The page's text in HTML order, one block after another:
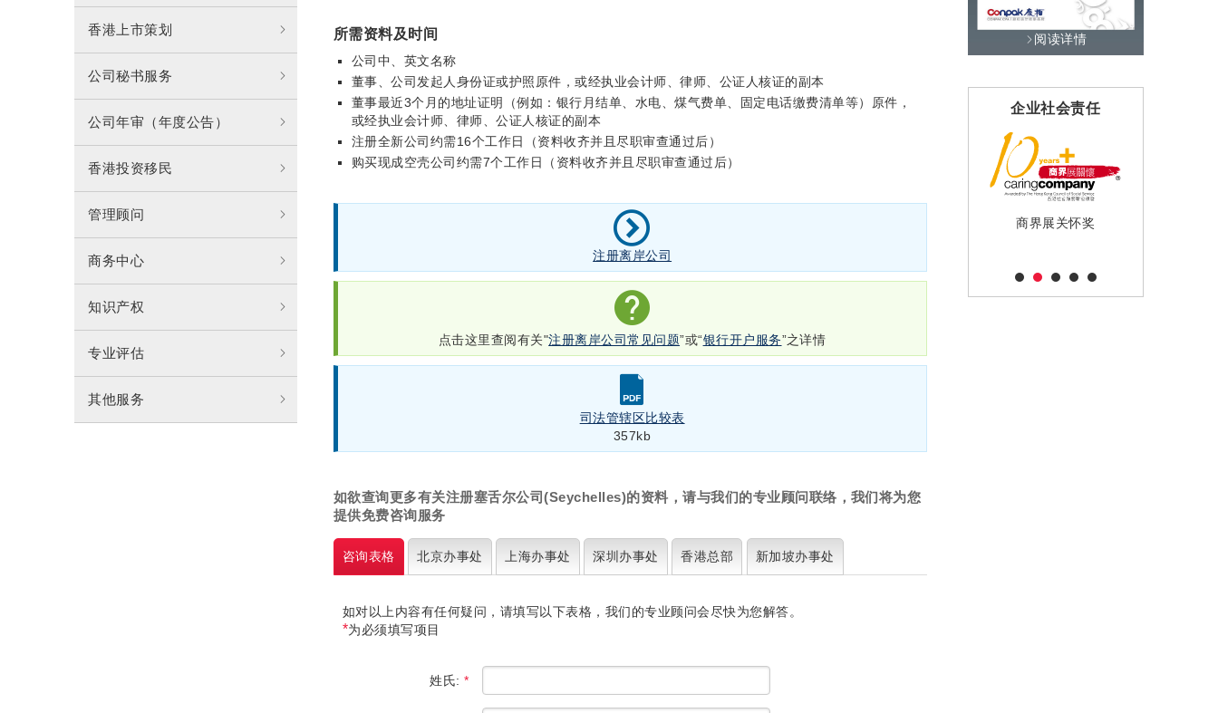
香港上市策划
公司秘书服务
公司年审（年度公告）
香港投资移民
管理顾问
商务中心
知识产权
专业评估
其他服务
所需资料及时间
公司中、英文名称
董事、公司发起人身份证或护照原件，或经执业会计师、律师、公证人核证的副本
董事最近3个月的地址证明（例如：银行月结单、水电、煤气费单、固定电话缴费清单等）原件，
或经执业会计师、律师、公证人核证的副本
注册全新公司约需16个工作日（资料收齐并且尽职审查通过后）
购买现成空壳公司约需7个工作日（资料收齐并且尽职审查通过后）
注册离岸公司
点击这里查阅有关"注册离岸公司常见问题”或“银行开户服务”之详情
司法管辖区比较表
357kb
如欲查询更多有关注册塞舌尔公司(Seychelles)的资料，请与我们的专业顾问联络，我们将为您
提供免费咨询服务
咨询表格 北京办事处 上海办事处 深圳办事处 香港总部 新加坡办事处
如对以上内容有任何疑问，请填写以下表格，我们的专业顾问会尽快为您解答。
*为必须填写项目
姓氏:*
阅读详情
培训及发展成就
人才企业嘉许奖
战略伙伴 企业社会责任
香港注册会计师事务所